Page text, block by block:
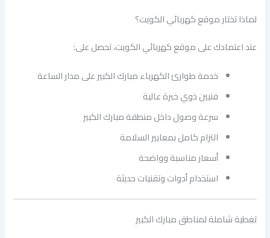
لماذا تختار موقع كهربائي الكويت؟
عند اعتمادك على موقع كهربائي الكويت، تحصل على:
خدمة طوارئ الكهرباء مبارك الكبير على مدار الساعة
فنيين ذوي خبرة عالية
سرعة وصول داخل منطقة مبارك الكبير
التزام كامل بمعايير السلامة
أسعار مناسبة وواضحة
استخدام أدوات وتقنيات حديثة
تغطية شاملة لمناطق مبارك الكبير